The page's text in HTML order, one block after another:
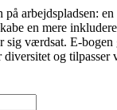
arbejdspladsen:
en mere
sig værdsat. E-
diversitet og tilpasser